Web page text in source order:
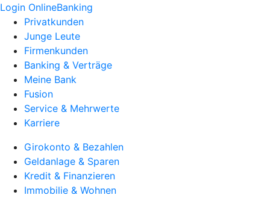
Login OnlineBanking
Privatkunden
Junge Leute
Firmenkunden
Banking & Verträge
Meine Bank
Fusion
Service & Mehrwerte
Karriere
Girokonto & Bezahlen
Geldanlage & Sparen
Kredit & Finanzieren
Immobilie & Wohnen